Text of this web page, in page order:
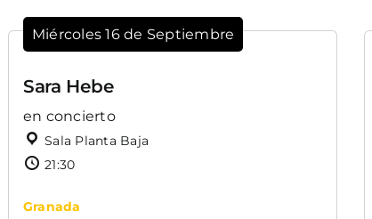
Miércoles 16 de Septiembre
Sara Hebe
en concierto
Sala Planta Baja
21:30
Granada